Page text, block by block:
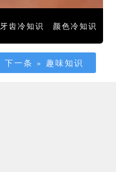
牙齿冷知识 颜色冷知识
下一条 » 趣味知识